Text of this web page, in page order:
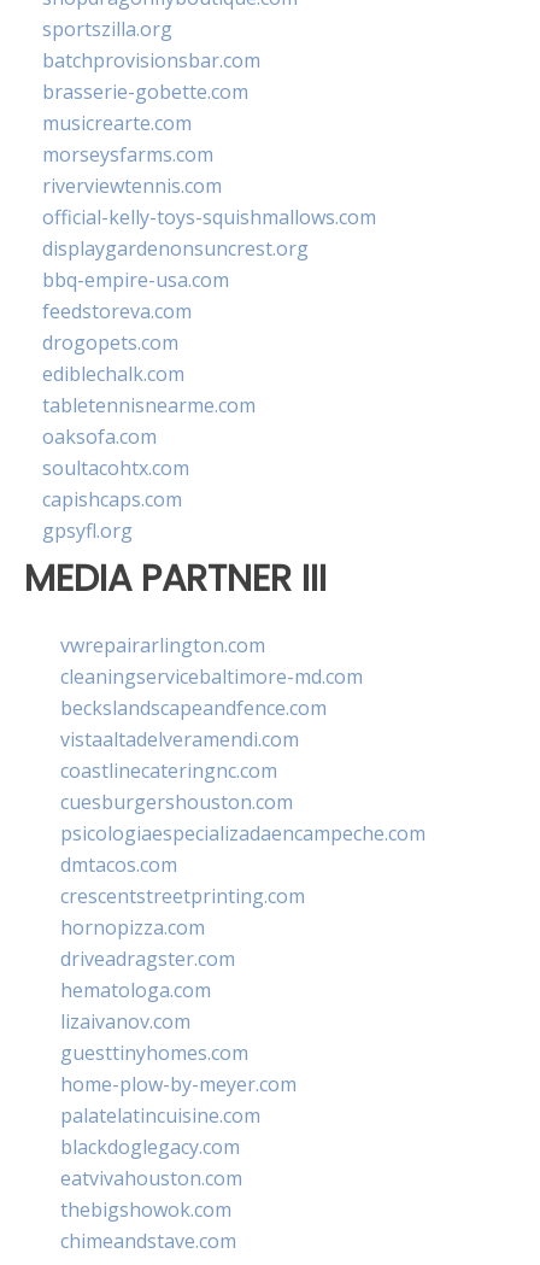
sportszilla.org
batchprovisionsbar.com
brasserie-gobette.com
musicrearte.com
morseysfarms.com
riverviewtennis.com
official-kelly-toys-squishmallows.com
displaygardenonsuncrest.org
bbq-empire-usa.com
feedstoreva.com
drogopets.com
ediblechalk.com
tabletennisnearme.com
oaksofa.com
soultacohtx.com
capishcaps.com
gpsyfl.org
MEDIA PARTNER III
vwrepairarlington.com
cleaningservicebaltimore-md.com
beckslandscapeandfence.com
vistaaltadelveramendi.com
coastlinecateringnc.com
cuesburgershouston.com
psicologiaespecializadaencampeche.com
dmtacos.com
crescentstreetprinting.com
hornopizza.com
driveadragster.com
hematologa.com
lizaivanov.com
guesttinyhomes.com
home-plow-by-meyer.com
palatelatincuisine.com
blackdoglegacy.com
eatvivahouston.com
thebigshowok.com
chimeandstave.com